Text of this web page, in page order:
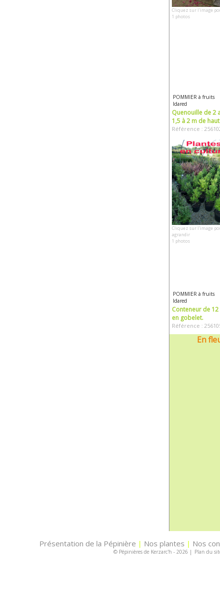
Cliquez sur l'image
1 photos
POMMIER à fruits
Idared
Quenouille de 2
1,5 à 2 m de
Référence :
Cliquez sur l'image
agrandir
1 photos
POMMIER à fruits
Idared
Conteneur de
en gobelet.
Référence :
En
Présentation de la Pépinière | Nos plantes | Nos
© Pépinières de Kerzarc'h - 2026 | Plan du